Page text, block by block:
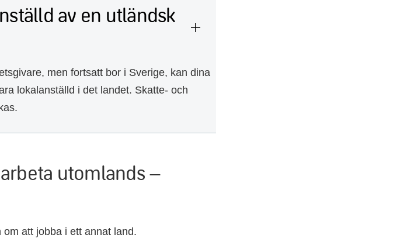
av en utländsk
men fortsatt bor i Sverige, kan dina
lokalanställd i det landet. Skatte- och
utomlands –
att jobba i ett annat land.